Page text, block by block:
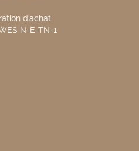
d'achat
N-E-TN-1